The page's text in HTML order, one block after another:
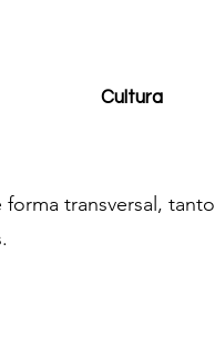
Cultura
transversal, tanto